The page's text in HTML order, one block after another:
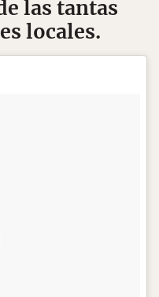
las tantas
locales.